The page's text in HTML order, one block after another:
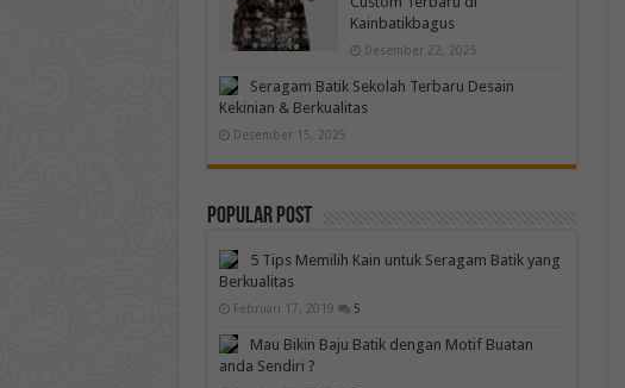
Kainbatikbagus
Desember 22, 2025
Seragam Batik Sekolah Terbaru Desain
Kekinian & Berkualitas
Desember 15, 2025
Popular Post
5 Tips Memilih Kain untuk Seragam Batik yang
Berkualitas
Februari 17, 2019 5
Mau Bikin Baju Batik dengan Motif Buatan
anda Sendiri ?